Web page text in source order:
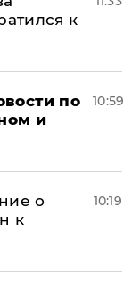
к
по
и
10:59
о
к
10:19